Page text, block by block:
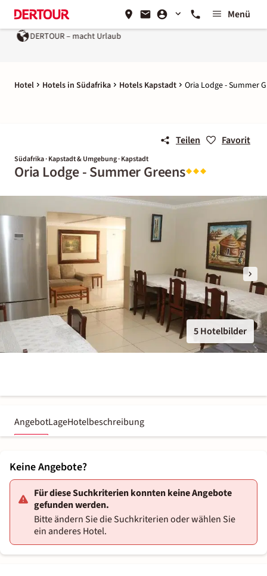
Menü
DERTOUR – macht Urlaub
Hotel Hotels in Südafrika Hotels Kapstadt Oria Lodge - Summer
Teilen Favorit
Südafrika · Kapstadt & Umgebung · Kapstadt
Oria Lodge - Summer Greens
5 Hotelbilder
AngebotLageHotelbeschreibung
Keine Angebote?
Für diese Suchkriterien konnten keine Angebote
gefunden werden.
Bitte ändern Sie die Suchkriterien oder wählen Sie
ein anderes Hotel.